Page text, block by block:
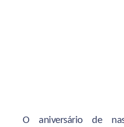
O aniversário de